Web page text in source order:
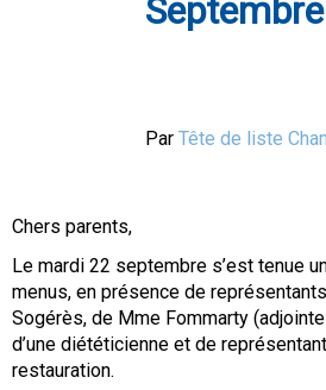
Septembre
Par Tête de liste
Chers parents,
Le mardi 22 septembre s’est tenue
menus, en présence de
Sogérès, de Mme Fommarty
d’une diététicienne et de
restauration.